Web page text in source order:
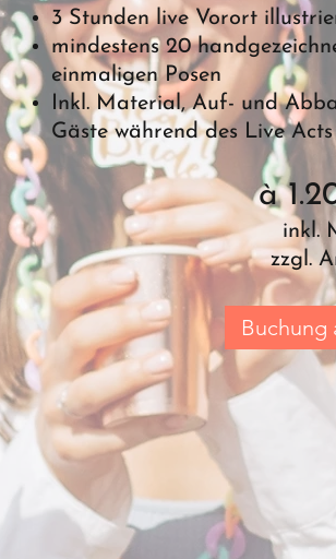
3 Stunden live Vorort
mindestens 20
einmaligen Posen
Inkl. Material, Auf- und
Gäste während des Live Acts
à
inkl.
zzgl.
Buchung